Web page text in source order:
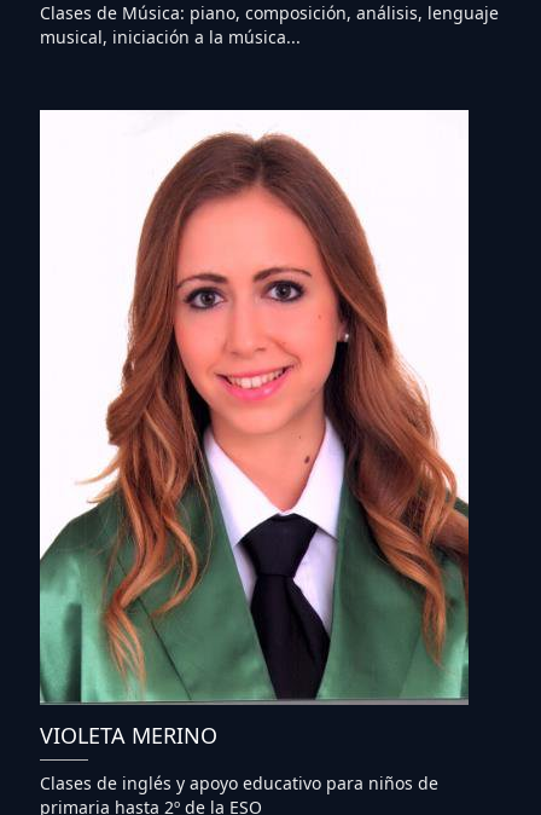
Clases de Música: piano, composición, análisis, lenguaje
musical, iniciación a la música...
VIOLETA MERINO
Clases de inglés y apoyo educativo para niños de
primaria hasta 2º de la ESO